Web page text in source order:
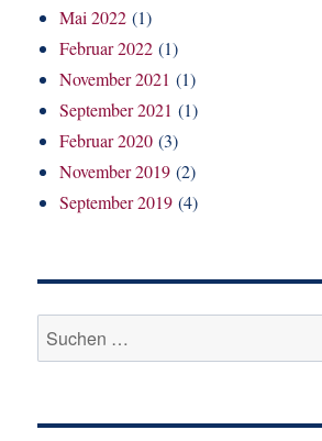
Mai 2022 (1)
Februar 2022 (1)
November 2021 (1)
September 2021 (1)
Februar 2020 (3)
November 2019 (2)
September 2019 (4)
Suchen
nach: